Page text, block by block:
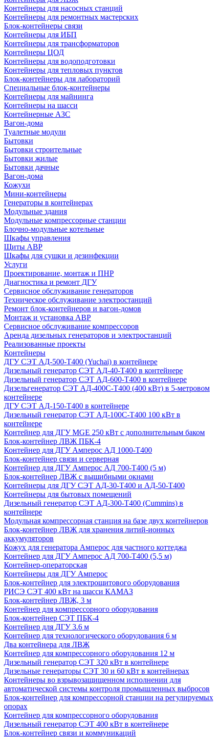
Контейнеры для насосных станций
Контейнеры для ремонтных мастерских
Блок-контейнеры связи
Контейнеры для ИБП
Контейнеры для трансформаторов
Контейнеры ЦОД
Контейнеры для водоподготовки
Контейнеры для тепловых пунктов
Блок-контейнеры для лабораторий
Специальные блок-контейнеры
Контейнеры для майнинга
Контейнеры на шасси
Контейнерные АЗС
Вагон-дома
Туалетные модули
Бытовки
Бытовки строительные
Бытовки жилые
Бытовки дачные
Вагон-дома
Кожухи
Мини-контейнеры
Генераторы в контейнерах
Модульные здания
Модульные компрессорные станции
Блочно-модульные котельные
Шкафы управления
Щиты АВР
Шкафы для сушки и дезинфекции
Услуги
Проектирование, монтаж и ПНР
Диагностика и ремонт ДГУ
Сервисное обслуживание генераторов
Техническое обслуживание электростанций
Ремонт блок-контейнеров и вагон-домов
Монтаж и установка АВР
Сервисное обслуживание компрессоров
Аренда дизельных генераторов и электростанций
Реализованные проекты
Контейнеры
ДГУ СЭТ АД-500-Т400 (Yuchai) в контейнере
Дизельный генератор СЭТ АД-40-Т400 в контейнере
Дизельный генератор СЭТ АД-600-Т400 в контейнере
Дизельгенератор СЭТ АД-400С-Т400 (400 кВт) в 5-метровом
контейнере
ДГУ СЭТ АД-150-Т400 в контейнере
Дизельный генератор СЭТ АД-100С-Т400 100 кВт в
контейнере
Контейнер для ДГУ MGE 250 кВт с дополнительным баком
Блок-контейнер ЛВЖ ПБК-4
Контейнер для ДГУ Амперос АД 1000-Т400
Блок-контейнер связи и серверная
Контейнер для ДГУ Амперос АД 700-Т400 (5 м)
Блок-контейнер ЛВЖ с вышибными окнами
Контейнеры для ДГУ СЭТ АД-30-Т400 и АД-50-Т400
Контейнеры для бытовых помещений
Дизельный генератор СЭТ АД-300-Т400 (Cummins) в
контейнере
Модульная компрессорная станция на базе двух контейнеров
Блок-контейнер ЛВЖ для хранения литий-ионных
аккумуляторов
Кожух для генератора Амперос для частного коттеджа
Контейнер для ДГУ Амперос АД 700-Т400 (5,5 м)
Контейнер-операторская
Контейнеры для ДГУ Амперос
Блок-контейнер для электрощитового оборудования
РИСЭ СЭТ 400 кВт на шасси КАМАЗ
Блок-контейнер ЛВЖ, 3 м
Контейнер для компрессорного оборудования
Блок-контейнер СЭТ ПБК-4
Контейнер для ДГУ 3.6 м
Контейнер для технологического оборудования 6 м
Два контейнера для ЛВЖ
Контейнер для компрессорного оборудования 12 м
Дизельный генератор СЭТ 320 кВт в контейнере
Дизельные генераторы СЭТ 30 и 60 кВт в контейнерах
Контейнеры во взрывозащищенном исполнении для
автоматической системы контроля промышленных выбросов
Блок-контейнер для компрессорной станции на регулируемых
опорах
Контейнер для компрессорного оборудования
Дизельный генератор СЭТ 400 кВт в контейнере
Блок-контейнер связи и коммуникаций